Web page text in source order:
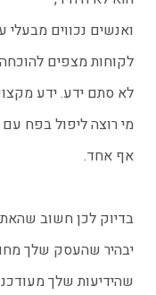
ואנשים נכווים
לקוחות מצפים
לא סתם ידע. ידע
מי רוצה ליפול בפח
אף אחד.
בדיוק לכן חשוב
יבהיר שהעסק שלך
שהידיעות שלך